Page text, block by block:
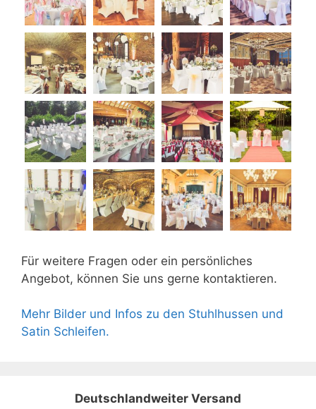
Für weitere Fragen oder ein persönliches
Angebot, können Sie uns gerne kontaktieren.
Mehr Bilder und Infos zu den Stuhlhussen und
Satin Schleifen.
Deutschlandweiter Versand